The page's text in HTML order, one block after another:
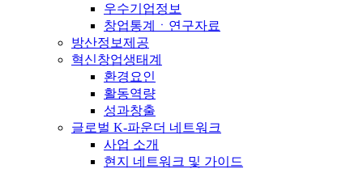
우수기업정보
창업통계ㆍ연구자료
방산정보제공
혁신창업생태계
환경요인
활동역량
성과창출
글로벌 K-파운더 네트워크
사업 소개
현지 네트워크 및 가이드